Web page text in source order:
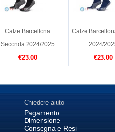
Calze Barcellona
Seconda 2024/2025
€23.00
Calze
2024/
€23.00
Chiedere aiuto
Pagamento
Dimensione
Consegna e Resi